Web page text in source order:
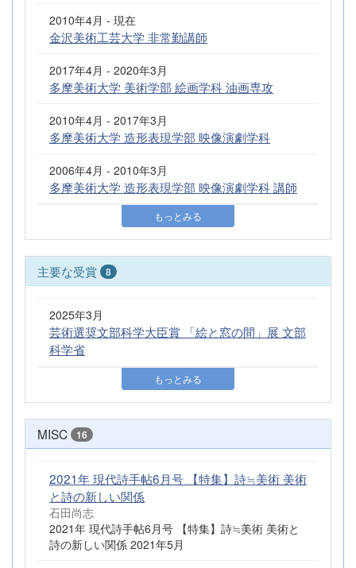
2010年4月 - 現在
金沢美術工芸大学 非常勤講師
2017年4月 - 2020年3月
多摩美術大学 美術学部 絵画学科 油画専攻
2010年4月 - 2017年3月
多摩美術大学 造形表現学部 映像演劇学科
2006年4月 - 2010年3月
多摩美術大学 造形表現学部 映像演劇学科 講師
もっとみる
主要な受賞 8
2025年3月
芸術選奨文部科学大臣賞 「絵と窓の間」展 文部
科学省
もっとみる
MISC 16
2021年 現代詩手帖6月号 【特集】詩≒美術 美術
と詩の新しい関係
石田尚志
2021年 現代詩手帖6月号 【特集】詩≒美術 美術と
詩の新しい関係 2021年5月